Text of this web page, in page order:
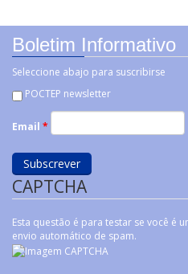
Boletim Informativo
Seleccione abajo para suscribirse
POCTEP newsletter
Email *
CAPTCHA
Esta questão é para testar se você é
envio automático de spam.